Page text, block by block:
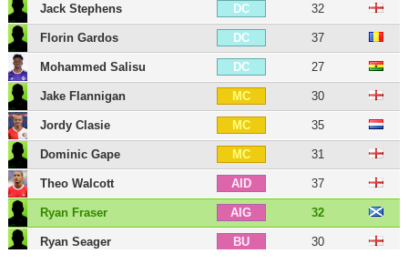
Jack Stephens DC 32
Florin Gardos DC 37
Mohammed Salisu DC 27
Jake Flannigan MC 30
Jordy Clasie MC 35
Dominic Gape MC 31
Theo Walcott AID 37
Ryan Fraser AIG 32
Ryan Seager BU 30